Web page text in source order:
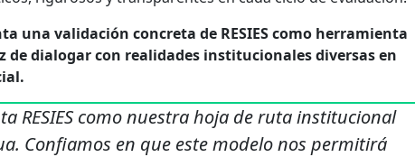
una validación concreta de RESIES como herramienta
dialogar con realidades institucionales diversas en
RESIES como nuestra hoja de ruta institucional
Confiamos en que este modelo nos permitirá